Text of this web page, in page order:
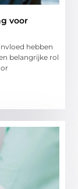
voor
hebben
belangrijke rol